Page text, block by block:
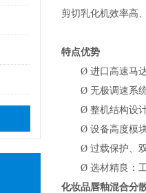
剪切乳化机效率高
特点优势
Ø 进口高速马
Ø 无极调速系
Ø 整机结构设
Ø 设备高度模
Ø 过载保护、
Ø 选材精良：
化妆品唇釉混合分